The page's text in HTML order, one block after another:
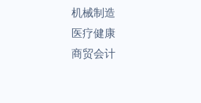
机械制造
医疗健康
商贸会计